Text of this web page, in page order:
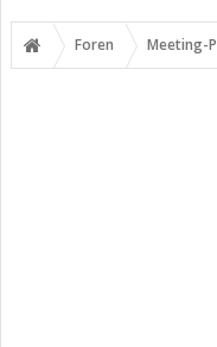
Foren Meeting-